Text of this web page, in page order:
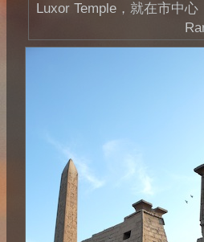
Luxor Temple，就在市中